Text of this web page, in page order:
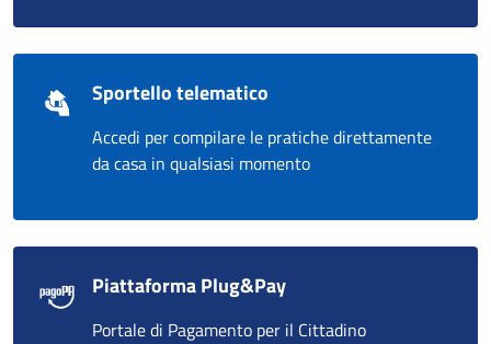
Sportello telematico
Accedi per compilare le pratiche direttamente
da casa in qualsiasi momento
Piattaforma Plug&Pay
Portale di Pagamento per il Cittadino